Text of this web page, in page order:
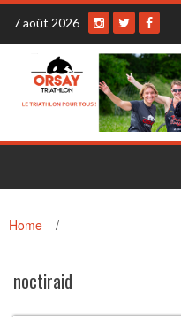
Skip
content
7 août 2026
Home /
noctiraid